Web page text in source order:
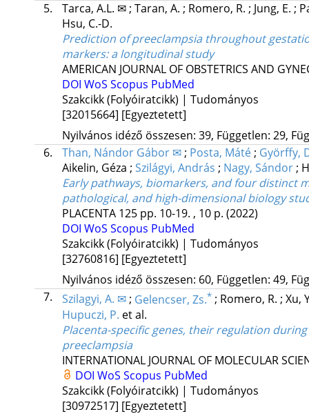
5.
Tarca, A.L. ✉; Taran, A. ; Romero, R. ; Jung, E. ;
Hsu, C.-D.
Prediction of preeclampsia throughout
markers: a longitudinal study
AMERICAN JOURNAL OF OBSTETRICS AND
DOI WoS Scopus PubMed
Szakcikk (Folyóiratcikk) | Tudományos
[32015664] [Egyeztetett]
Nyilvános idéző összesen: 39, Független: 29,
6.
Than, Nándor Gábor ✉; Posta, Máté; Györffy,
Aikelin, Géza ; Szilágyi, András ; Nagy, Sándor;
Early pathways, biomarkers, and four distinct
pathological, and high-dimensional biology
PLACENTA 125 pp. 10-19. , 10 p. (2022)
DOI WoS Scopus PubMed
Szakcikk (Folyóiratcikk) | Tudományos
[32760816] [Egyeztetett]
Nyilvános idéző összesen: 60, Független: 49,
7.
Szilagyi, A. ✉; Gelencser, Zs.* ; Romero, R. ; Xu,
Hupuczi, P. et al.
Placenta-specific genes, their regulation
preeclampsia
INTERNATIONAL JOURNAL OF MOLECULAR
DOI WoS Scopus PubMed
Szakcikk (Folyóiratcikk) | Tudományos
[30972517] [Egyeztetett]